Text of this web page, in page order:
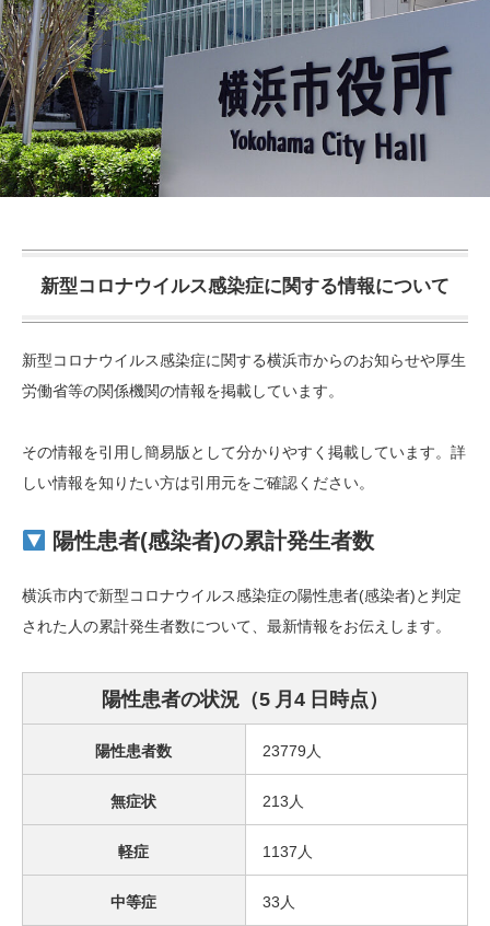
新型コロナウイルス感染症に関する情報について
新型コロナウイルス感染症に関する横浜市からのお知らせや厚生
労働省等の関係機関の情報を掲載しています。
その情報を引用し簡易版として分かりやすく掲載しています。詳
しい情報を知りたい方は引用元をご確認ください。
陽性患者(感染者)の累計発生者数
横浜市内で新型コロナウイルス感染症の陽性患者(感染者)と判定
された人の累計発生者数について、最新情報をお伝えします。
陽性患者の状況（5 月4 日時点）
陽性患者数 23779人
無症状 213人
軽症 1137人
中等症 33人